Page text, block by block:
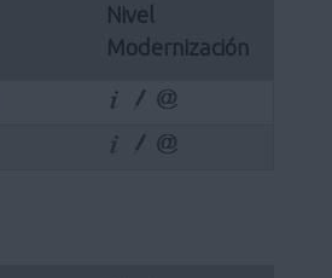
Nivel
Modernización